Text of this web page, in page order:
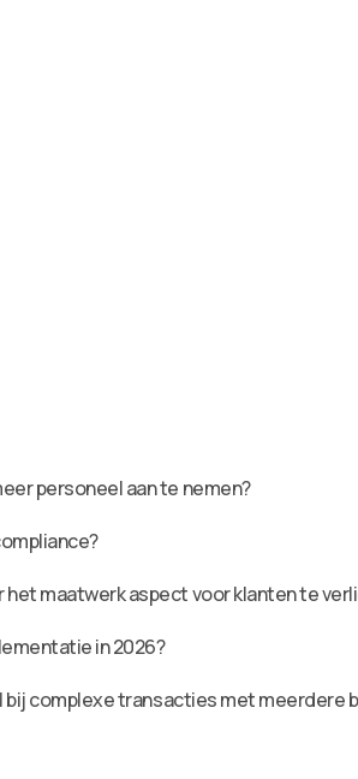
personeel aan te nemen?
maatwerk aspect voor klanten te
in 2026?
complexe transacties met meerdere